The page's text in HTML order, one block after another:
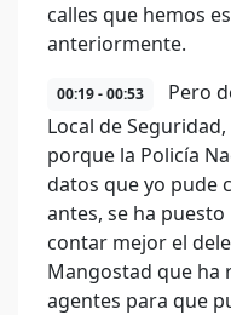
calles que hemos
anteriormente.
00:19 - 00:53
Pero
Local de
porque la Policía
datos que yo pude
antes, se ha
contar mejor el
Mangostad que ha
agentes para que